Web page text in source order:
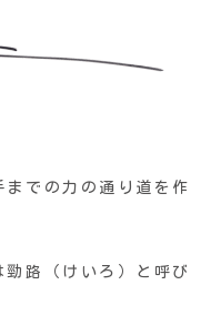
での力の通り道を作
勁路（けいろ）と呼び